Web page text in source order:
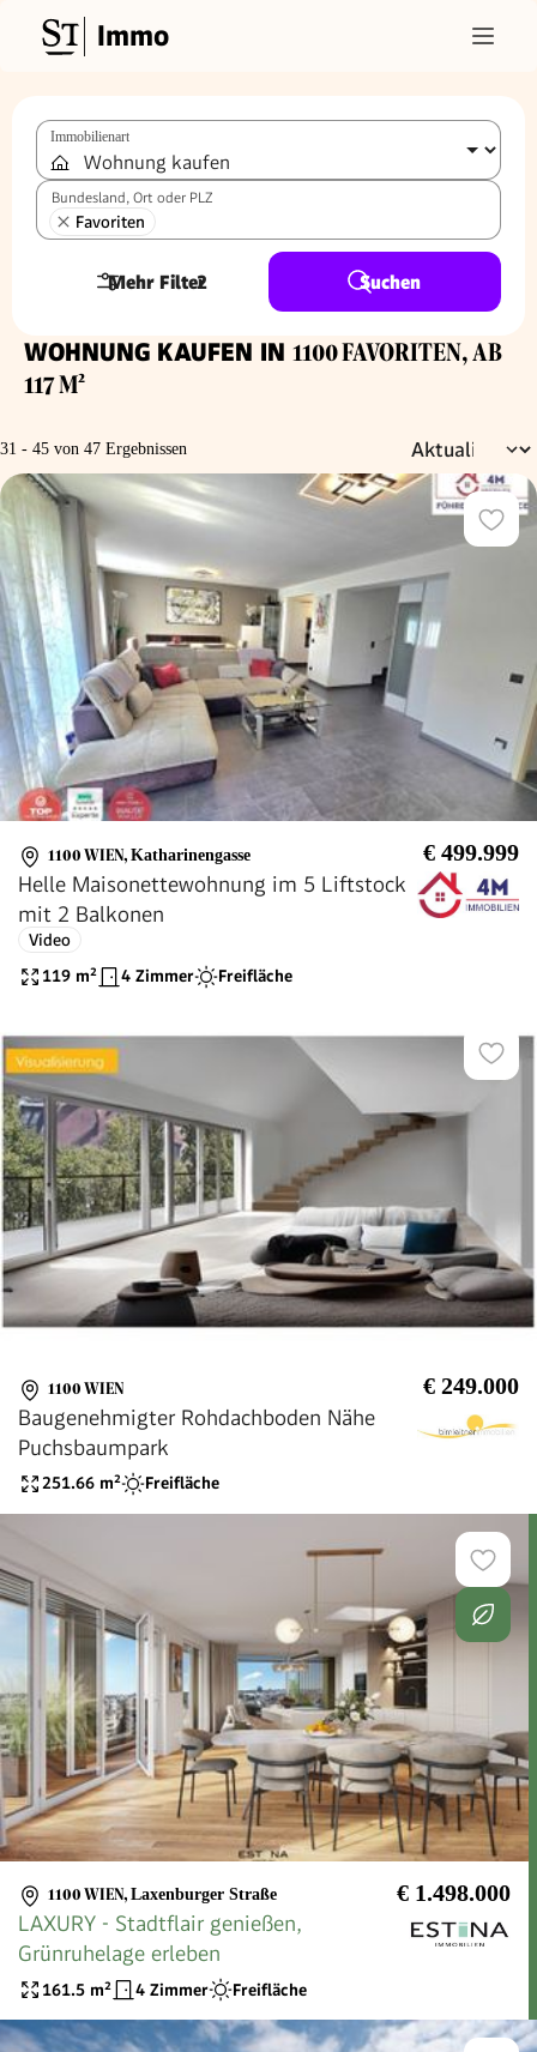
Immo
Immobilienart
Bundesland, Ort oder PLZ
Favoriten
Mehr Filter
2 Suchen
WOHNUNG KAUFEN IN 1100 FAVORITEN, AB
117 M²
31 - 45 von 47 Ergebnissen
1100 WIEN, Katharinengasse € 499.999
Helle Maisonettewohnung im 5 Liftstock
mit 2 Balkonen
Video
119 m² 4 Zimmer Freifläche
1100 WIEN € 249.000
Baugenehmigter Rohdachboden Nähe
Puchsbaumpark
251.66 m² Freifläche
1100 WIEN, Laxenburger Straße € 1.498.000
LAXURY - Stadtflair genießen,
Grünruhelage erleben
161.5 m² 4 Zimmer Freifläche